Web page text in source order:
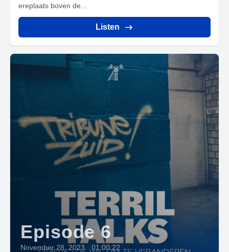
ereplaats boven de...
Listen
Episode 6
November 28, 2023 • 01:00:22